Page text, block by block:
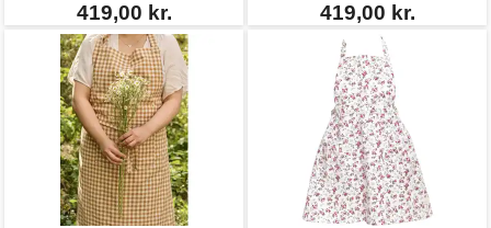
419,00 kr. 419,00 kr.